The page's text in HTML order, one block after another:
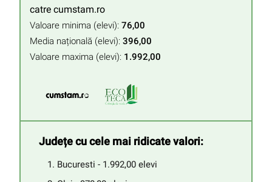
catre cumstam.ro
Valoare minima (elevi): 76,00
Media națională (elevi): 396,00
Valoare maxima (elevi): 1.992,00
Județe cu cele mai ridicate valori:
Bucuresti - 1.992,00 elevi